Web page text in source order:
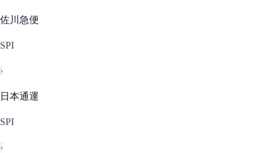
佐川急便
SPI
›
日本通運
SPI
›